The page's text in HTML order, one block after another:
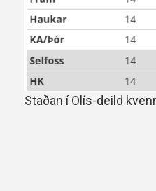
Staðan í Olís-deild